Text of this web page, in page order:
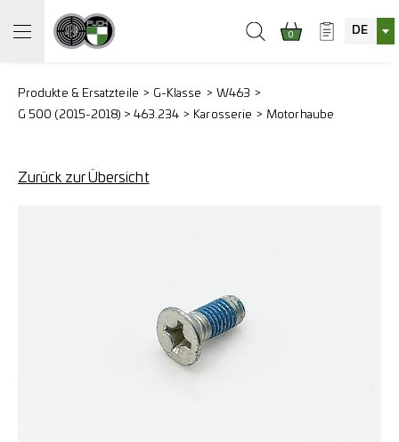
0 DE
Produkte & Ersatzteile G-Klasse
W463
G 500 (2015-2018) > 463.234
Karosserie Motorhaube
Zurück zur Übersicht